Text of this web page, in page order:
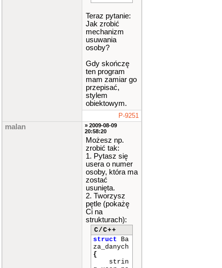
()
{
title
( "Baza d
anych oso
0.1 creat
ed by Dom
inik Wacl
awik"
do
{
c
lrscr();
c
out<< "O
pcje:"
<<
endl;
c
out << "
[1] Dodaj
osobe"
endl;
c
out
[2] Wyswi
etl liste
osob" <<
endl;
c
out
"
[0] Zakon
Teraz pytanie:
Jak zrobić
mechanizm
usuwania
osoby?
Gdy skończę
ten program
mam zamiar go
przepisać,
stylem
obiektowym.
P-9251
malan
» 2009-08-09
20:58:20
Możesz np.
zrobić tak:
1. Pytasz się
usera o numer
osoby, która ma
zostać
usunięta.
2. Tworzysz
pętle (pokażę
Ci na
strukturach):
C/C++
struct Ba
za_danych
{
strin